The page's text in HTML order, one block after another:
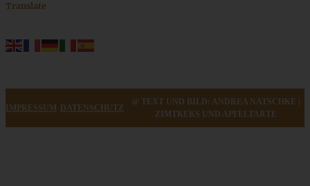
Translate
IMPRESSUM DATENSCHUTZ
@ TEXT UND BILD: ANDREA NATSCHKE |
ZIMTKEKS UND APFELTARTE